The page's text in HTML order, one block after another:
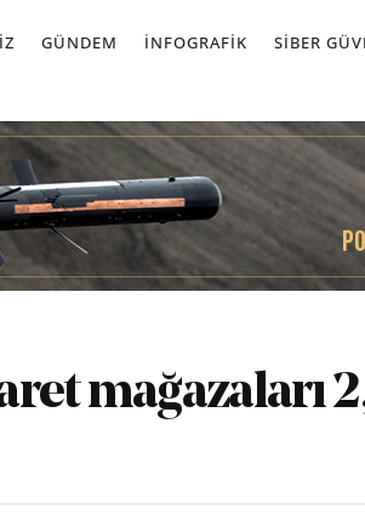
GÜNDEM İNFOGRAFIK SIBER
mağazaları